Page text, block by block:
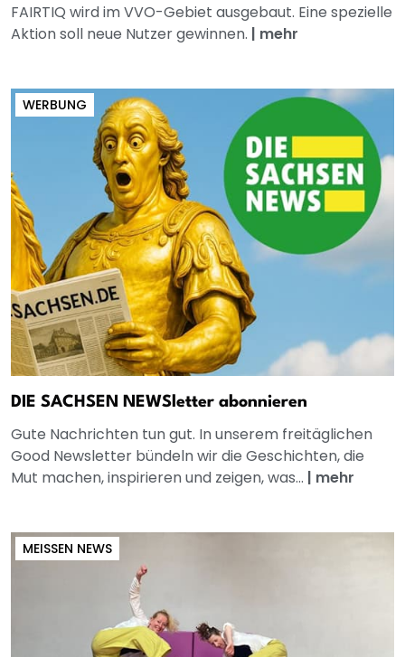
FAIRTIQ wird im VVO-Gebiet ausgebaut. Eine spezielle
Aktion soll neue Nutzer gewinnen. | mehr
WERBUNG
DIE SACHSEN NEWSletter abonnieren
Gute Nachrichten tun gut. In unserem freitäglichen
Good Newsletter bündeln wir die Geschichten, die
Mut machen, inspirieren und zeigen, was... | mehr
MEISSEN NEWS